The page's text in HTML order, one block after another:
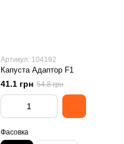
Артикул: 104192
Капуста Адаптор F1
41.1 грн 54.8 грн
Фасовка